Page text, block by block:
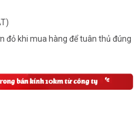
đỏ khi mua hàng để tuân thủ đúng